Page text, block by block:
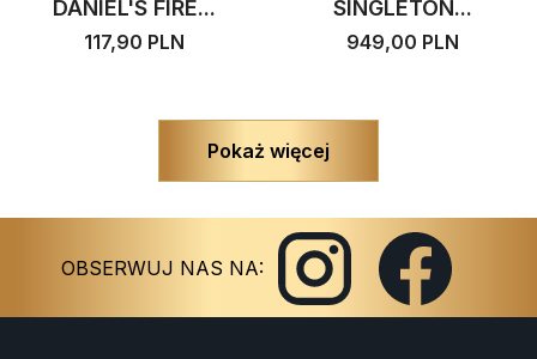
DANIEL'S FIRE...
117,90 PLN
SINGLETON...
949,00 PLN
Pokaż więcej
OBSERWUJ NAS NA:
Instagram